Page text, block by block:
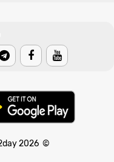
© 2026 Weather2day כל הזכויות שמורות